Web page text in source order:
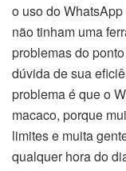
o uso do
não tinham uma
problemas do
dúvida de sua
problema é que o
macaco, porque
limites e muita
qualquer hora do